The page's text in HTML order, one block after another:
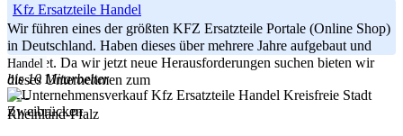
Kfz Ersatzteile Handel
Wir führen eines der größten KFZ Ersatzteile Portale (Online Shop)
in Deutschland. Haben dieses über mehrere Jahre aufgebaut und
gestaltet. Da wir jetzt neue Herausforderungen suchen bieten wir
dieses Unternehmen zum
-----
Rheinland-Pfalz
Handel
bis 10 Mitarbeiter
Kreisfreie Stadt
Zweibrücken